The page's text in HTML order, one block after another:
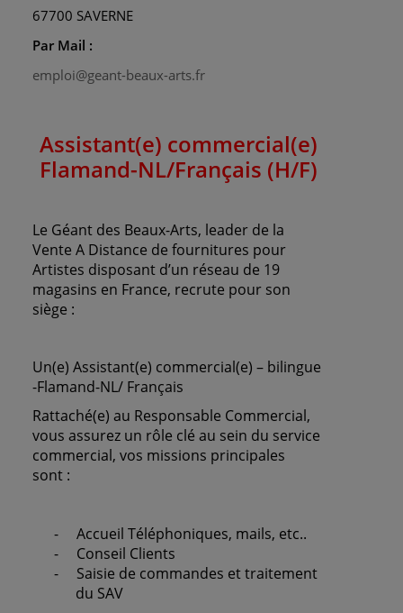
67700 SAVERNE
Par Mail :
emploi@geant-beaux-arts.fr
Assistant(e) commercial(e)
Flamand-NL/Français (H/F)
Le Géant des Beaux-Arts, leader de la
Vente A Distance de fournitures pour
Artistes disposant d’un réseau de 19
magasins en France, recrute pour son
siège :
Un(e) Assistant(e) commercial(e) – bilingue
-Flamand-NL/ Français
Rattaché(e) au Responsable Commercial,
vous assurez un rôle clé au sein du service
commercial, vos missions principales
sont :
-
Accueil Téléphoniques, mails, etc..
-
Conseil Clients
-
Saisie de commandes et traitement
du SAV